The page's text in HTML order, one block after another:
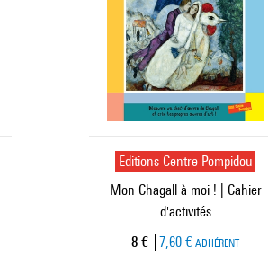
Editions Centre Pompidou
Mon Chagall à moi ! | Cahier
d'activités
Prix ​​actuel
8 € 7,60 € ADHÉRENT